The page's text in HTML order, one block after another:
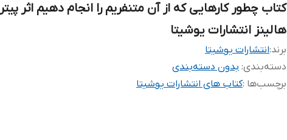
کتاب چطور کارهایی که از آن متنفریم را انجام دهیم اثر پیتر
هالینز انتشارات یوشیتا
برند:انتشارات یوشیتا
دسته‌بندی: بدون دسته‌بندی
برچسب‌ها :کتاب های انتشارات یوشیتا